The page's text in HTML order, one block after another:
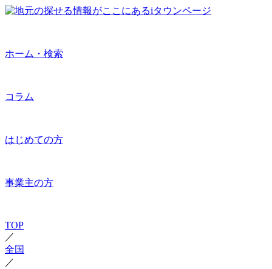
ホーム・検索
コラム
はじめての方
事業主の方
TOP
／
全国
／